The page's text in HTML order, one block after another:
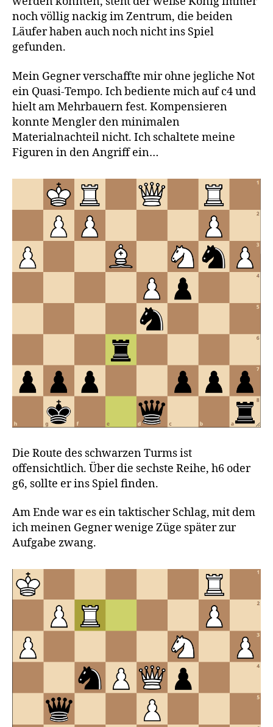
noch völlig nackig im Zentrum, die beiden
Läufer haben auch noch nicht ins Spiel
gefunden.
Mein Gegner verschaffte mir ohne jegliche Not
ein Quasi-Tempo. Ich bediente mich auf c4 und
hielt am Mehrbauern fest. Kompensieren
konnte Mengler den minimalen
Materialnachteil nicht. Ich schaltete meine
Figuren in den Angriff ein…
Die Route des schwarzen Turms ist
offensichtlich. Über die sechste Reihe, h6 oder
g6, sollte er ins Spiel finden.
Am Ende war es ein taktischer Schlag, mit dem
ich meinen Gegner wenige Züge später zur
Aufgabe zwang.